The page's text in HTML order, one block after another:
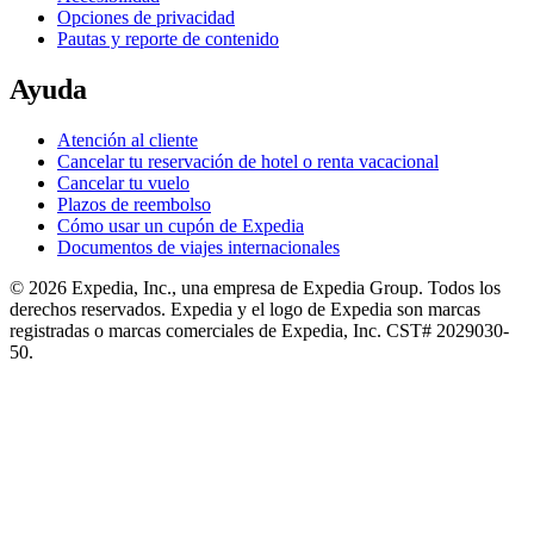
Opciones de privacidad
Pautas y reporte de contenido
Ayuda
Atención al cliente
Cancelar tu reservación de hotel o renta vacacional
Cancelar tu vuelo
Plazos de reembolso
Cómo usar un cupón de Expedia
Documentos de viajes internacionales
© 2026 Expedia, Inc., una empresa de Expedia Group. Todos los
derechos reservados. Expedia y el logo de Expedia son marcas
registradas o marcas comerciales de Expedia, Inc. CST# 2029030-
50.